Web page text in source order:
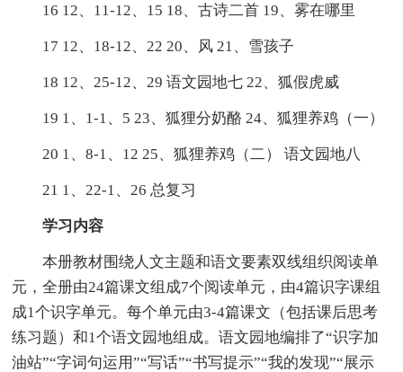
16 12、11-12、15 18、古诗二首 19、雾在哪里
17 12、18-12、22 20、风 21、雪孩子
18 12、25-12、29 语文园地七 22、狐假虎威
19 1、1-1、5 23、狐狸分奶酪 24、狐狸养鸡（一）
20 1、8-1、12 25、狐狸养鸡（二） 语文园地八
21 1、22-1、26 总复习
学习内容
本册教材围绕人文主题和语文要素双线组织阅读单
元，全册由24篇课文组成7个阅读单元，由4篇识字课组
成1个识字单元。每个单元由3-4篇课文（包括课后思考
练习题）和1个语文园地组成。语文园地编排了“识字加
油站”“字词句运用”“写话”“书写提示”“我的发现”“展示